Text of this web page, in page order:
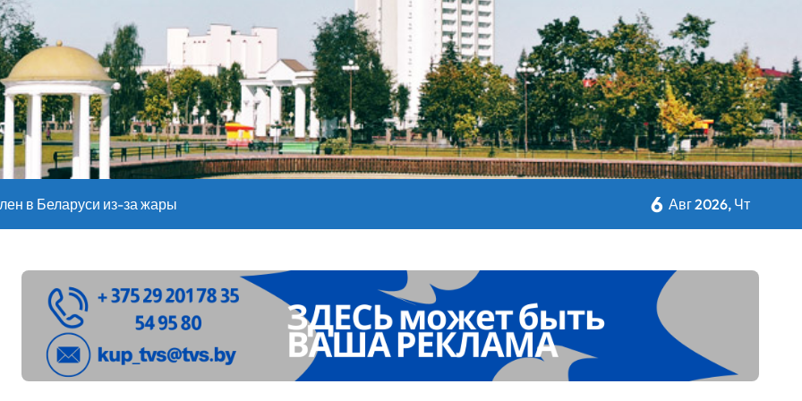
– 05 08 2026
в Беларуси из-за жары
на миллионы долларов – смотрим сумму
профилакториев. Лукашенко заслушал доклад главы Минсельхозпрода
сегодня погода покажет свой характер
6 Авг 2026, Чт